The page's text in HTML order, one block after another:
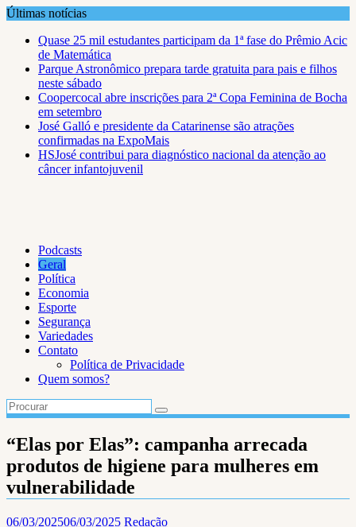
Skip
content
Últimas notícias
Quase 25 mil estudantes participam da 1ª fase do Prêmio Acic
de Matemática
Parque Astronômico prepara tarde gratuita para pais e filhos
neste sábado
Coopercocal abre inscrições para 2ª Copa Feminina de Bocha
em setembro
José Galló e presidente da Catarinense são atrações
confirmadas na ExpoMais
HSJosé contribui para diagnóstico nacional da atenção ao
câncer infantojuvenil
Podcasts
Geral
Política
Economia
Esporte
Segurança
Variedades
Contato
Política de Privacidade
Quem somos?
“Elas por Elas”: campanha arrecada
produtos de higiene para mulheres em
vulnerabilidade
06/03/202506/03/2025 Redação